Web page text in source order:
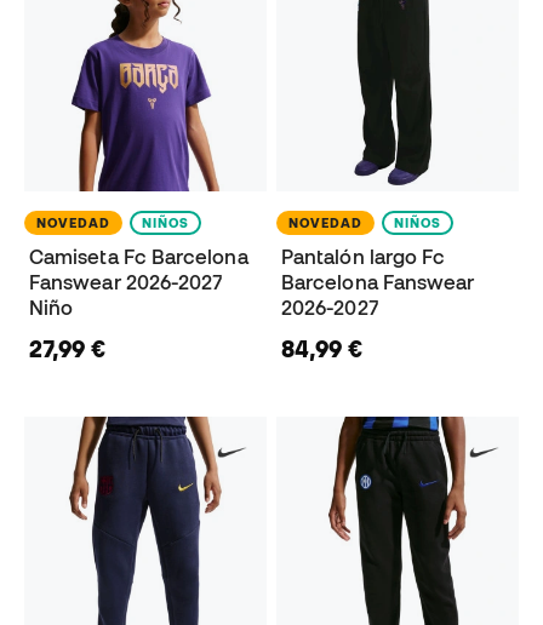
NOVEDAD NIÑOS
Camiseta Fc Barcelona
Fanswear 2026-2027
Niño
27,99 €
NOVEDAD NIÑOS
Pantalón largo Fc
Barcelona Fanswear
2026-2027
84,99 €